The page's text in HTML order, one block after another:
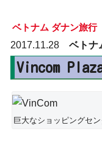
ベトナム ダナン旅行
2017.11.28 ベトナ
Vincom
巨大なショッピングセン